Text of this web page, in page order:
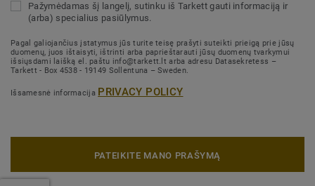
Pažymėdamas šį langelį, sutinku iš Tarkett gauti informaciją ir
(arba) specialius pasiūlymus.
Pagal galiojančius įstatymus jūs turite teisę prašyti suteikti prieigą prie jūsų
duomenų, juos ištaisyti, ištrinti arba paprieštarauti jūsų duomenų tvarkymui
išsiųsdami laišką el. paštu info@tarkett.lt arba adresu Datasekretess –
Tarkett - Box 4538 - 19149 Sollentuna – Sweden.
Išsamesnė informacija PRIVACY POLICY
PATEIKITE MANO PRAŠYMĄ